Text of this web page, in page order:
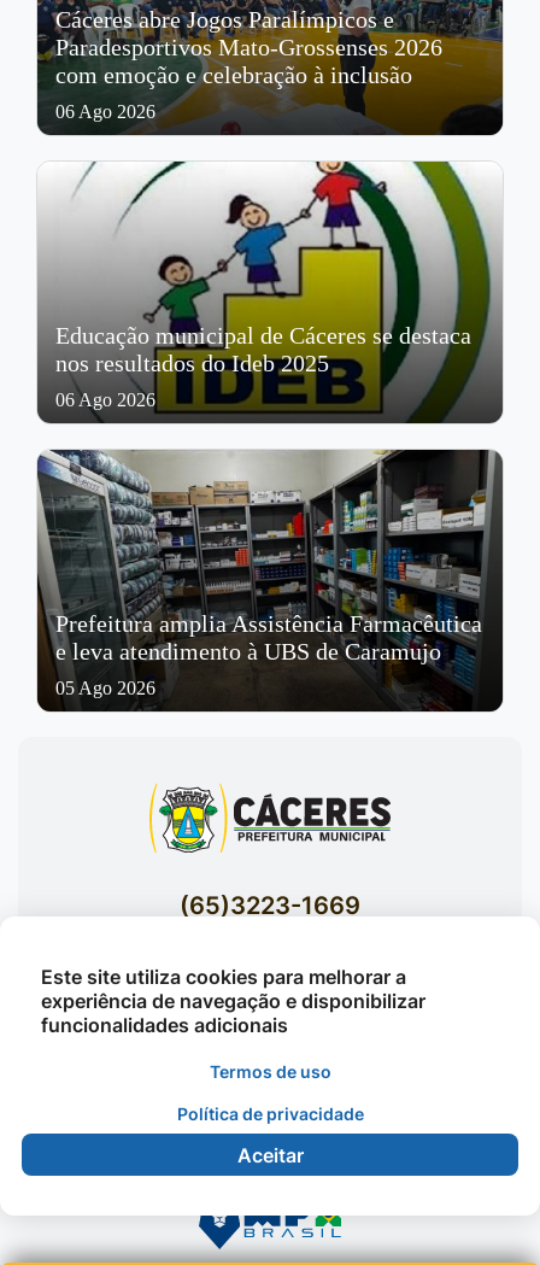
Cáceres abre Jogos Paralímpicos e
Paradesportivos Mato-Grossenses 2026
com emoção e celebração à inclusão
06 Ago 2026
Educação municipal de Cáceres se destaca
nos resultados do Ideb 2025
06 Ago 2026
Prefeitura amplia Assistência Farmacêutica
e leva atendimento à UBS de Caramujo
05 Ago 2026
(65)3223-1669
Acessar E-mails Institucionais
Av. Brasil nº 119 Bairro Jardim Celeste -
©2026 - Prefeitura Municipal de Cáceres - Todos os
direitos reservados
Este site utiliza cookies para melhorar a
experiência de navegação e disponibilizar
funcionalidades adicionais
Termos de uso
Política de privacidade
Aceitar